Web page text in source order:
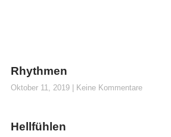
Rhythmen
Oktober 11, 2019 Keine Kommentare
Hellfühlen